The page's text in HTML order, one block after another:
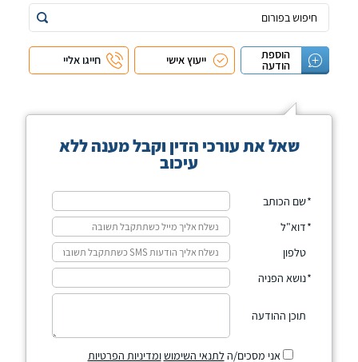
הוספת
הודעה ייעוץ אישי חייגו אליי
שאל את עורכי הדין וקבל מענה ללא
עיכוב
שם הכותב
דוא"ל
טלפון
נושא הפניה
תוכן ההודעה
אני מסכים/הלתנאי השימושומדיניות הפרטיות